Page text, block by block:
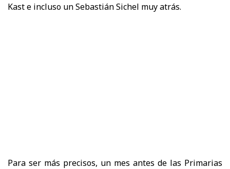
Kast e incluso un Sebastián Sichel muy atrás.
Para ser más precisos, un mes antes de las Primarias